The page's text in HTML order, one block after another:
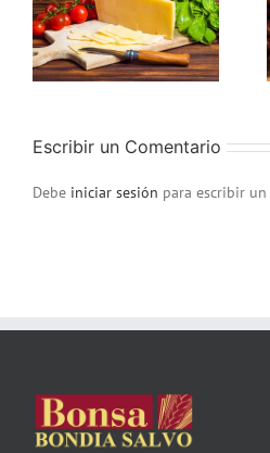
Ensalada de
queso de cabra y
nueces
Escribir un Comentario
Debe iniciar sesión para escribir